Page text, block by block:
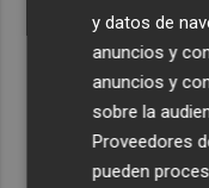
y datos de
anuncios y
anuncios y
sobre la
Proveedores
pueden